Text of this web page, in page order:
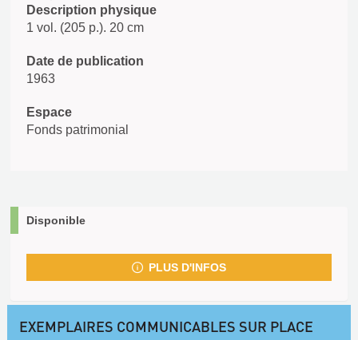
Description physique
1 vol. (205 p.). 20 cm
Date de publication
1963
Espace
Fonds patrimonial
Disponible
PLUS D'INFOS
EXEMPLAIRES COMMUNICABLES SUR PLACE